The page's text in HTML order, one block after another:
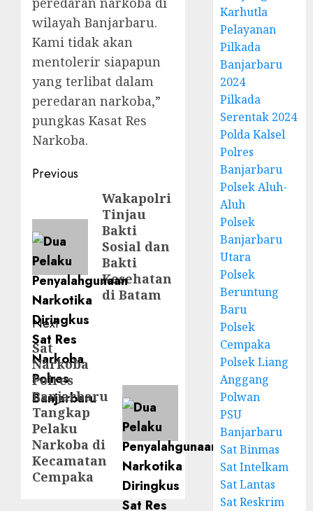
wilayah Banjarbaru.
Kami tidak akan
mentolerir siapapun
yang terlibat dalam
peredaran narkoba,”
pungkas Kasat Res
Narkoba.
Previous
Wakapolri
Tinjau
Bakti
Sosial dan
Bakti
Kesehatan
di Batam
Next
Sat
Narkoba
Polres
Banjarbaru
Tangkap
Pelaku
Narkoba di
Kecamatan
Cempaka
Karhutla
Pelayanan
Pilkada
Banjarbaru
2024
Pilkada
Serentak 2024
Polda Kalsel
Polres
Banjarbaru
Polsek Aluh-
Aluh
Polsek
Banjarbaru
Utara
Polsek
Beruntung
Baru
Polsek
Cempaka
Polsek Liang
Anggang
Polwan
PSU
Banjarbaru
Sat Binmas
Sat Intelkam
Sat Lantas
Sat Reskrim